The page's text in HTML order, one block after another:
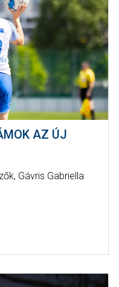
AZ ÚJ
Gávris Gabriella